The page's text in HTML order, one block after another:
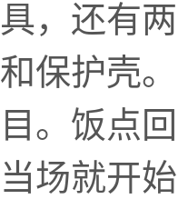
具，还有
和保护壳
目。饭点
当场就开